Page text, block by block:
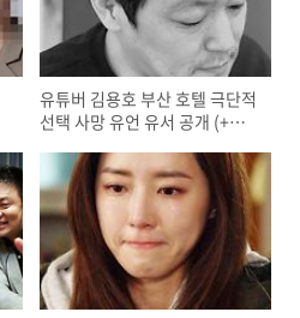
유튜버 김용호 부산 호텔 극단적
선택 사망 유언 유서 공개 (+사